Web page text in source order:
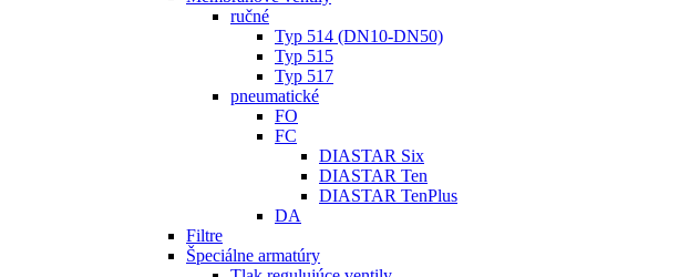
ručné
Typ 514 (DN10-DN50)
Typ 515
Typ 517
pneumatické
FO
FC
DIASTAR Six
DIASTAR Ten
DIASTAR TenPlus
DA
Filtre
Špeciálne armatúry